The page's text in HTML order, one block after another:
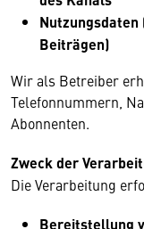
Beiträgen)
Wir als Betreiber
Telefonnummern,
Abonnenten.
Zweck der
Die Verarbeitung
Bereitstellung